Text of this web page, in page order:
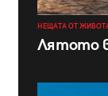
НЕЩАТА ОТ
Лятото